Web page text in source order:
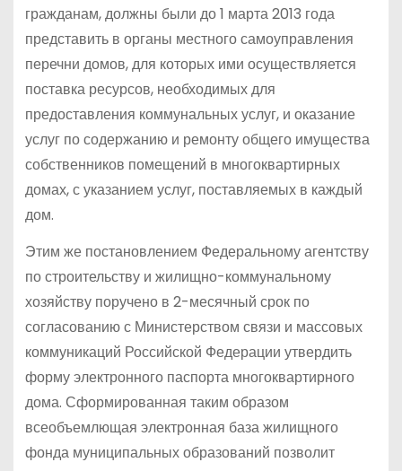
гражданам, должны были до 1 марта 2013 года
представить в органы местного самоуправления
перечни домов, для которых ими осуществляется
поставка ресурсов, необходимых для
предоставления коммунальных услуг, и оказание
услуг по содержанию и ремонту общего имущества
собственников помещений в многоквартирных
домах, с указанием услуг, поставляемых в каждый
дом.
Этим же постановлением Федеральному агентству
по строительству и жилищно-коммунальному
хозяйству поручено в 2-месячный срок по
согласованию с Министерством связи и массовых
коммуникаций Российской Федерации утвердить
форму электронного паспорта многоквартирного
дома. Сформированная таким образом
всеобъемлющая электронная база жилищного
фонда муниципальных образований позволит